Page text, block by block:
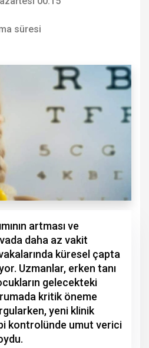
süresi
artması ve
daha az vakit
küresel çapta
Uzmanlar, erken tanı
gelecekteki
kritik öneme
yeni klinik
kontrolünde umut verici